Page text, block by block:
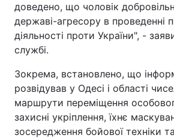
доведено, що чоловік
державі-агресору в проведенні
діяльності проти України", -
службі.
Зокрема, встановлено, що
розвідував у Одесі і області
маршрути переміщення
захисні укріплення, їхнє
зосередження бойової техніки